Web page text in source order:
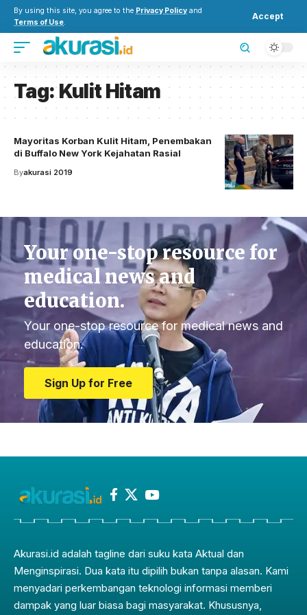
By using this site, you agree to the Privacy Policy and
Terms of Use.
Accept
Tag:Kulit Hitam
Mayoritas Korban Kulit Hitam, Penembakan
di Buffalo New York Kejahatan Rasial
Byakurasi 2019
Your one-stop resource for
medical news and
education.
Your one-stop resource for medical news and
education.
Sign Up for Free
Akurasi.id adalah tagline dari suku kata Aktual dan
Menginspirasi. Dua kata itu dipilih bukan tanpa alasan. Kami
menyadari perkembangan teknologi informasi memberi
dampak yang luar biasa bagi masyarakat. Khususnya,